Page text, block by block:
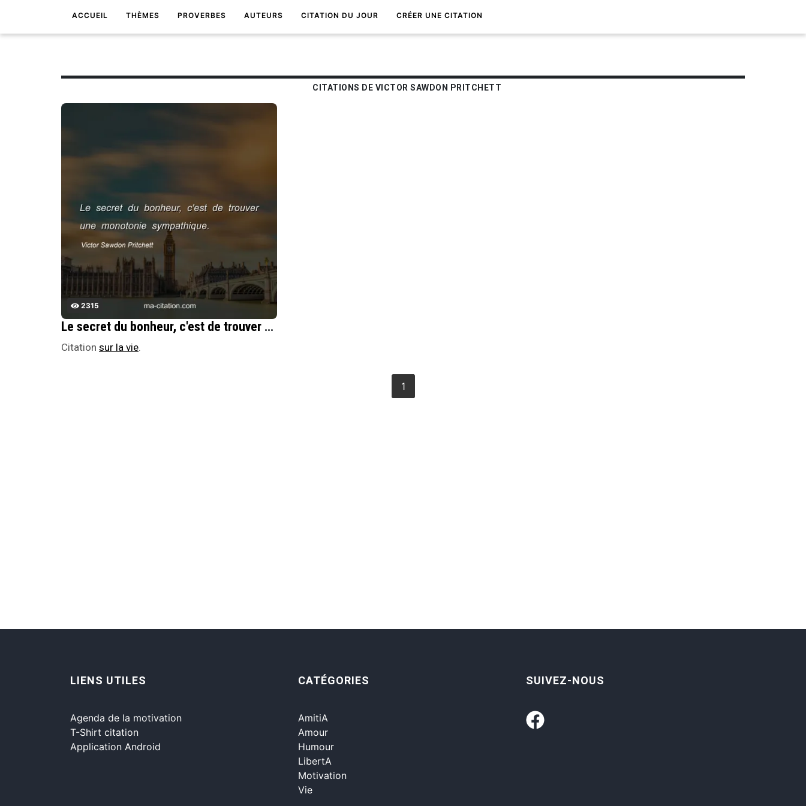
ACCUEIL THÈMES PROVERBES AUTEURS CITATION DU JOUR CRÉER UNE CITATION
CITATIONS DE VICTOR SAWDON PRITCHETT
2315
Le secret du bonheur, c'est de trouver une monotonie sympathique.
Citation sur la vie.
1
LIENS UTILES
Agenda de la motivation
T-Shirt citation
Application Android
CATÉGORIES
AmitiA
Amour
Humour
LibertA
Motivation
Vie
SUIVEZ-NOUS